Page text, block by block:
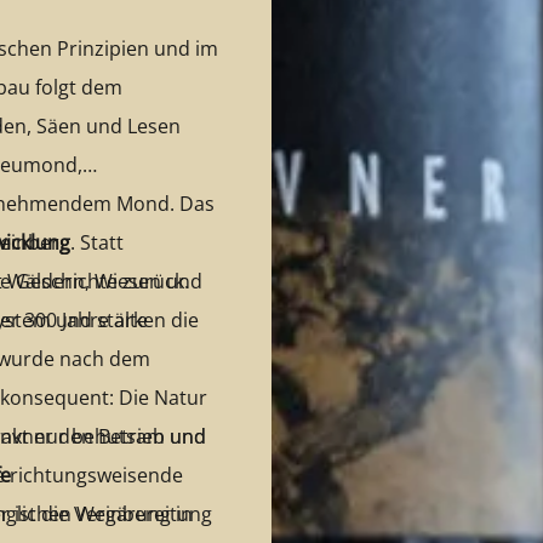
Prinzipien und im
folgt dem
Säen und Lesen
Mond. Das
Statt
Wiesen und
und stärken die
Die Natur
nur behutsam und
Geschichte zurück.
300 Jahre alte
nach dem
den Betrieb und
richtungsweisende
Weinbereitung
ist die Vergärung in